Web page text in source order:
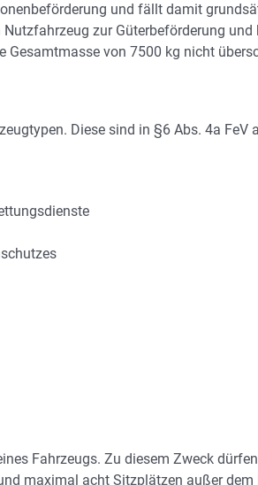
und fällt damit
zur Güterbeförderung
Gesamtmasse von 7500 kg nicht
Diese sind in §6 Abs. 4a FeV
Fahrzeugs. Zu diesem Zweck
maximal acht Sitzplätzen außer dem